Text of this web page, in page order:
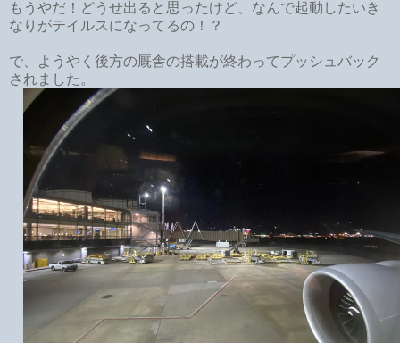
もうやだ！どうせ出ると思ったけど、なんで起動したいき
なりがテイルスになってるの！？
で、ようやく後方の厩舎の搭載が終わってプッシュバック
されました。